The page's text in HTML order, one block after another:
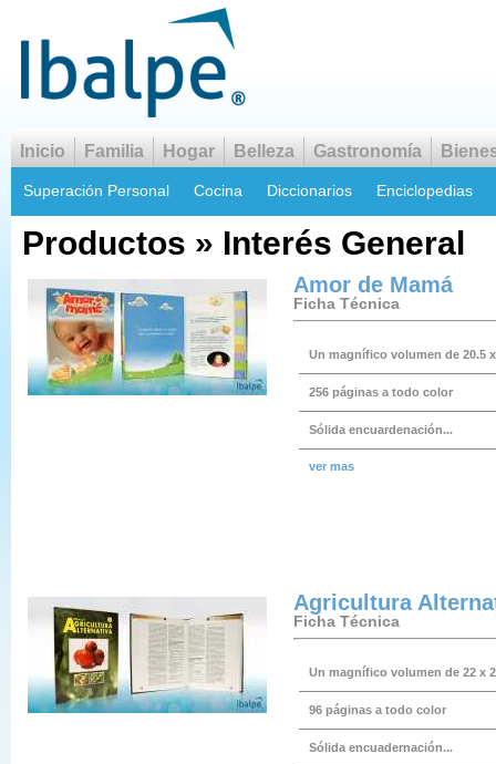
Inicio Familia Hogar Belleza Gastronomía
Superación Personal Cocina Diccionarios Enciclopedias
Productos » Interés General
Amor de Mamá
Ficha Técnica
Un magnífico volumen de 20.5
256 páginas a todo color
Sólida encuardenación...
ver mas
Agricultura
Ficha Técnica
Un magnífico volumen de 22 x
96 páginas a todo color
Sólida encuadernación...